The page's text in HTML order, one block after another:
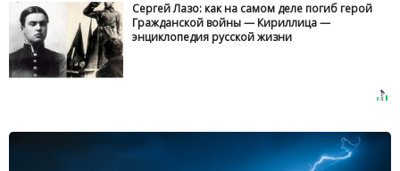
Сергей Лазо: как на самом деле погиб герой
Гражданской войны — Кириллица —
энциклопедия русской жизни